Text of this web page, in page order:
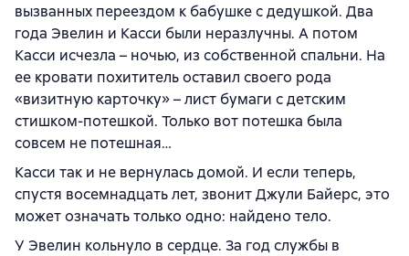
вызванных переездом к бабушке с дедушкой. Два
года Эвелин и Касси были неразлучны. А потом
Касси исчезла – ночью, из собственной спальни. На
ее кровати похититель оставил своего рода
«визитную карточку» – лист бумаги с детским
стишком-потешкой. Только вот потешка была
совсем не потешная…
Касси так и не вернулась домой. И если теперь,
спустя восемнадцать лет, звонит Джули Байерс, это
может означать только одно: найдено тело.
У Эвелин кольнуло в сердце. За год службы в